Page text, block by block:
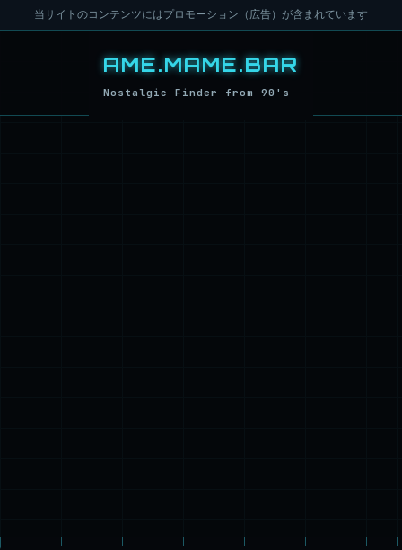
当サイトのコンテンツにはプロモーション（広告）が含まれています